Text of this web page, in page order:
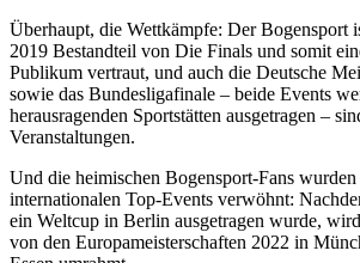
Überhaupt, die Wettkämpfe: Der Bogensport
2019 Bestandteil von Die Finals und somit
Publikum vertraut, und auch die Deutsche
sowie das Bundesligafinale – beide Events
herausragenden Sportstätten ausgetragen –
Veranstaltungen.
Und die heimischen Bogensport-Fans
internationalen Top-Events verwöhnt:
ein Weltcup in Berlin ausgetragen wurde,
von den Europameisterschaften 2022 in